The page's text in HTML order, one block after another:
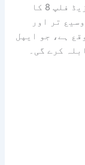
گلیکسی زیڈ فولڈ 8 الٹرا اور گلیکسی زیڈ فلپ 8 کا
تر اور
گلیکسی زیڈ فولڈ 8 کی توقع ہے، جو ایپل
کرے گی۔